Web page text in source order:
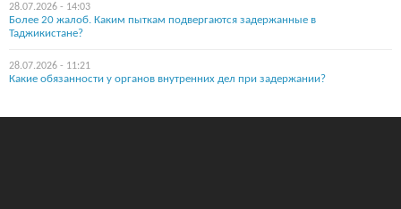
28.07.2026 - 14:03
Более 20 жалоб. Каким пыткам подвергаются задержанные в
Таджикистане?
28.07.2026 - 11:21
Какие обязанности у органов внутренних дел при задержании?